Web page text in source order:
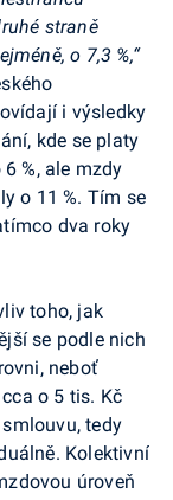
straně
o 7,3 %,“
i výsledky
kde se platy
%, ale mzdy
o 11 %. Tím se
dva roky
toho, jak
se podle nich
neboť
o 5 tis. Kč
tedy
Kolektivní
úroveň